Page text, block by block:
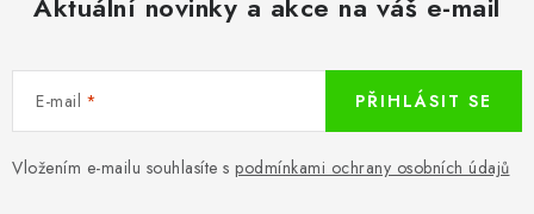
E-mail
Vložením e-mailu souhlasíte s podmínkami ochrany osobních údajů
PŘIHLÁSIT SE